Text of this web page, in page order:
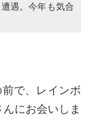
遇。今年も気合
で、レインボ
にお会いしま